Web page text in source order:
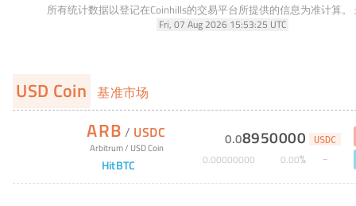
所有统计数据以登记在Coinhills的交易平台所提供的信息为准计算。
Fri, 07 Aug 2026 15:53:25 UTC
USD Coin 基准市场
ARB / USDC
Arbitrum/ USD Coin
HitBTC
0.08950000 USDC
0.00000000 0.00%